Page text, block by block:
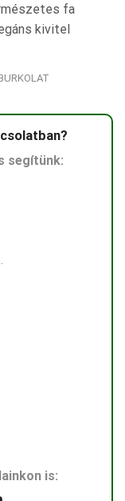
fa
kivitel
segítünk:
is: